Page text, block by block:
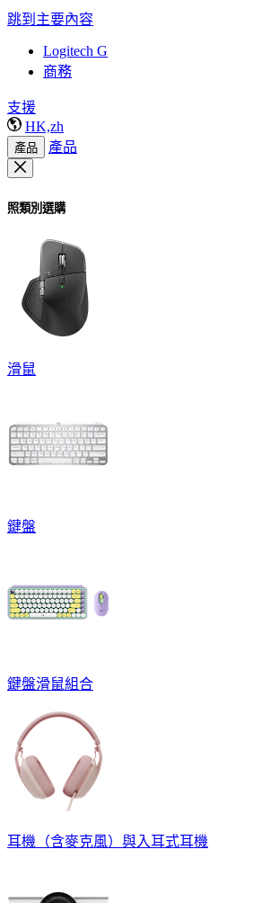
跳到主要內容
Logitech G
商務
支援
HK,zh
產品 產品
照類別選購
滑鼠
鍵盤
鍵盤滑鼠組合
耳機（含麥克風）與入耳式耳機